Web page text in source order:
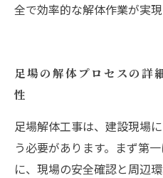
全で効率的な解体作業が実現
足場の解体プロセスの詳
性
足場解体工事は、建設現場
う必要があります。まず第
に、現場の安全確認と周辺